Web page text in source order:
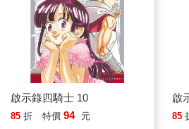
啟示錄四騎士 10
85 折 特價 94 元
啟
85